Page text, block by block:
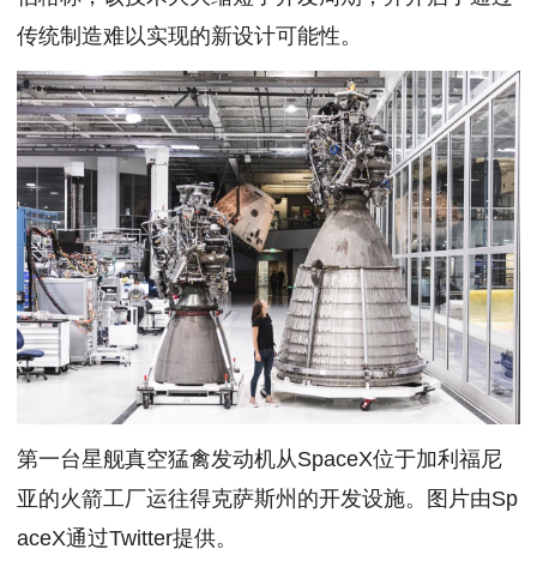
传统制造难以实现的新设计可能性。
第一台星舰真空猛禽发动机从SpaceX位于加利福尼
亚的火箭工厂运往得克萨斯州的开发设施。图片由Sp
aceX通过Twitter提供。